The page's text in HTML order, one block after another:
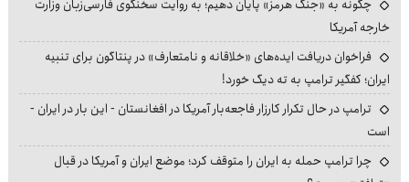
چگونه به «جنگ هرمز» پایان دهیم؛ به روایت سخنگوی فارسی‌زبان وزارت
خارجه آمریکا
فراخوان دریافت ایده‌های «خلاقانه و نامتعارف» در پنتاگون برای تنبیه
ایران؛ کفگیر ترامپ به ته دیگ خورد!
ترامپ در حال تکرار کارزار فاجعه‌بار آمریکا در افغانستان - این بار در ایران -
است
چرا ترامپ حمله به ایران را متوقف کرد؛ موضع ایران و آمریکا در قبال